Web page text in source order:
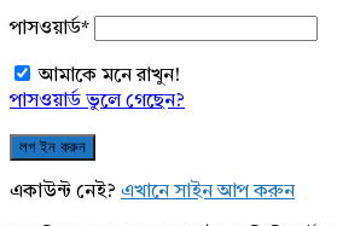
পাসওয়ার্ড*
আমাকে মনে রাখুন!
পাসওয়ার্ড ভুলে গেছেন?
একাউন্ট নেই? এখানে সাইন আপ করুন